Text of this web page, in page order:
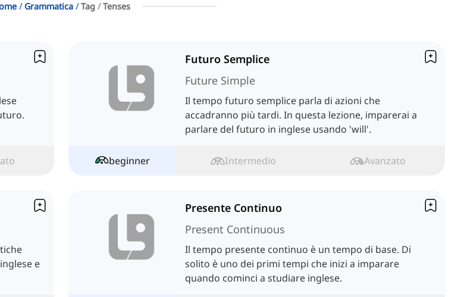
Grammatica Tag Tenses
Futuro Semplice
Future Simple
Il tempo futuro semplice parla di azioni che
accadranno più tardi. In questa lezione, imparerai a
parlare del futuro in inglese usando 'will'.
beginner Intermedio Avanzato
e
Presente Continuo
Present Continuous
Il tempo presente continuo è un tempo di base. Di
solito è uno dei primi tempi che inizi a imparare
quando cominci a studiare inglese.